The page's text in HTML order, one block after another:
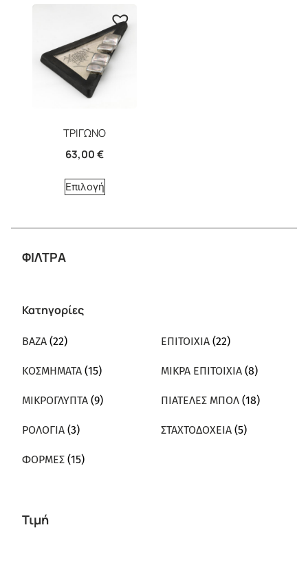
ΦΙΛΤΡΑ
Κατηγορίες
ΒΑΖΑ (22) ΕΠΙΤΟΙΧΙΑ (22)
ΚΟΣΜΗΜΑΤΑ (15) ΜΙΚΡΑ ΕΠΙΤΟΙΧΙΑ (8)
ΜΙΚΡΟΓΛΥΠΤΑ (9) ΠΙΑΤΕΛΕΣ ΜΠΟΛ (18)
ΡΟΛΟΓΙΑ (3) ΣΤΑΧΤΟΔΟΧΕΙΑ (5)
ΦΟΡΜΕΣ (15)
Τιμή
ΤΡΙΓΩΝΟ
63,00€
Επιλογή